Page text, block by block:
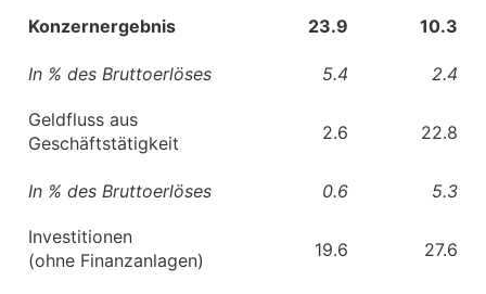
Konzernergebnis 23.9 10.3
In % des Bruttoerlöses 5.4 2.4
Geldfluss aus
Geschäftstätigkeit
2.6 22.8
In % des Bruttoerlöses 0.6 5.3
Investitionen
(ohne Finanzanlagen)
19.6 27.6